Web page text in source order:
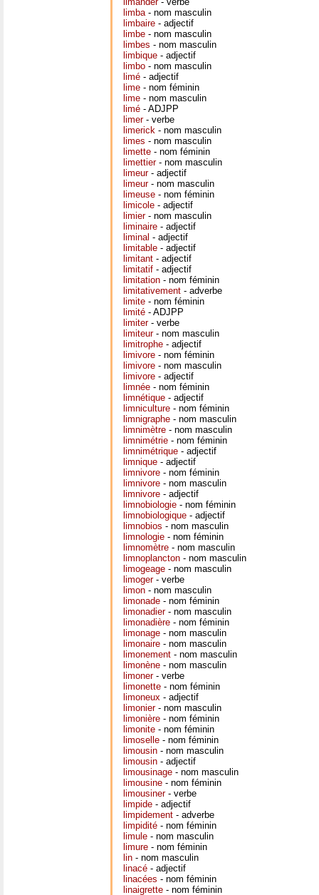
limba- nom masculin
limbaire - adjectif
limbe - nom masculin
limbes - nom masculin
limbique - adjectif
limbo - nom masculin
limé - adjectif
lime - nom féminin
lime - nom masculin
limé - ADJPP
limer- verbe
limerick - nom masculin
limes - nom masculin
limette - nom féminin
limettier- nom masculin
limeur- adjectif
limeur- nom masculin
limeuse - nom féminin
limicole - adjectif
limier- nom masculin
liminaire - adjectif
liminal - adjectif
limitable - adjectif
limitant - adjectif
limitatif - adjectif
limitation - nom féminin
limitativement - adverbe
limite - nom féminin
limité - ADJPP
limiter- verbe
limiteur- nom masculin
limitrophe - adjectif
limivore - nom féminin
limivore - nom masculin
limivore - adjectif
limnée - nom féminin
limnétique - adjectif
limniculture - nom féminin
limnigraphe - nom masculin
limnimètre - nom masculin
limnimétrie - nom féminin
limnimétrique - adjectif
limnique - adjectif
limnivore - nom féminin
limnivore - nom masculin
limnivore - adjectif
limnobiologie - nom féminin
limnobiologique - adjectif
limnobios - nom masculin
limnologie - nom féminin
limnomètre - nom masculin
limnoplancton - nom masculin
limogeage - nom masculin
limoger- verbe
limon - nom masculin
limonade - nom féminin
limonadier- nom masculin
limonadière - nom féminin
limonage - nom masculin
limonaire - nom masculin
limonement - nom masculin
limonène - nom masculin
limoner- verbe
limonette - nom féminin
limoneux - adjectif
limonier- nom masculin
limonière - nom féminin
limonite - nom féminin
limoselle - nom féminin
limousin - nom masculin
limousin - adjectif
limousinage - nom masculin
limousine - nom féminin
limousiner- verbe
limpide - adjectif
limpidement - adverbe
limpidité - nom féminin
limule - nom masculin
limure - nom féminin
lin - nom masculin
linacé - adjectif
linacées - nom féminin
linaigrette - nom féminin